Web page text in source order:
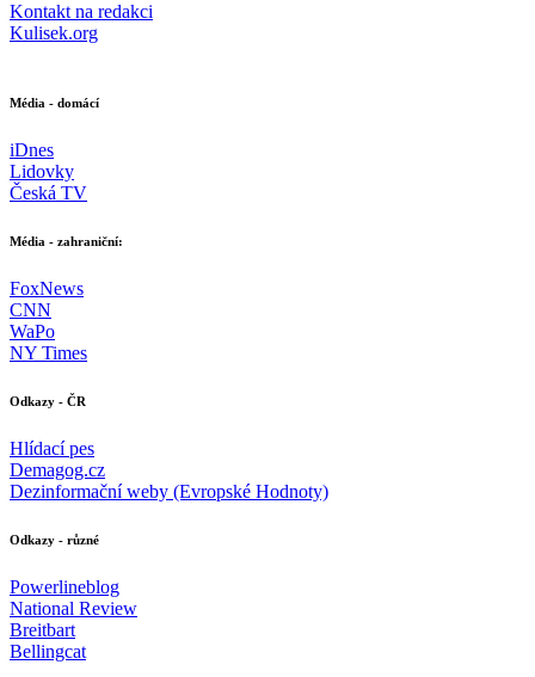
Kontakt na redakci
Kulisek.org
Média - domácí
iDnes
Lidovky
Česká TV
Média - zahraniční:
FoxNews
CNN
WaPo
NY Times
Odkazy - ČR
Hlídací pes
Demagog.cz
Dezinformační weby (Evropské Hodnoty)
Odkazy - různé
Powerlineblog
National Review
Breitbart
Bellingcat